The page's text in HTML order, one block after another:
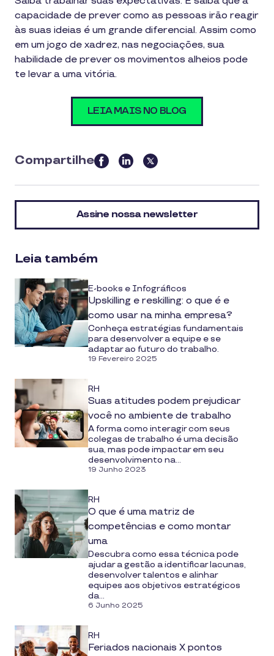
capacidade de prever como as pessoas irão reagir
às suas ideias é um grande diferencial. Assim como
em um jogo de xadrez, nas negociações, sua
habilidade de prever os movimentos alheios pode
te levar a uma vitória.
LEIA MAIS NO BLOG
Compartilhe
this
article
on
Assine nossa newsletter
Leia também
E-books e Infográficos
Upskilling e reskilling: o que é e
como usar na minha empresa?
Conheça estratégias fundamentais
para desenvolver a equipe e se
adaptar ao futuro do trabalho.
19 Fevereiro 2025
RH
Suas atitudes podem prejudicar
você no ambiente de trabalho
A forma como interagir com seus
colegas de trabalho é uma decisão
sua, mas pode impactar em seu
desenvolvimento na...
19 Junho 2023
RH
O que é uma matriz de
competências e como montar
uma
Descubra como essa técnica pode
ajudar a gestão a identificar lacunas,
desenvolver talentos e alinhar
equipes aos objetivos estratégicos
da...
6 Junho 2025
RH
Feriados nacionais X pontos